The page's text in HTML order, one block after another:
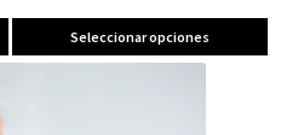
Seleccionar opciones